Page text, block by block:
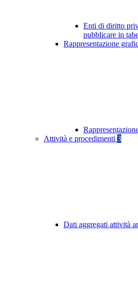
Enti di diritto
pubblicare in
Rappresentazione
Attività e procedimenti 3
Dati aggregati attività